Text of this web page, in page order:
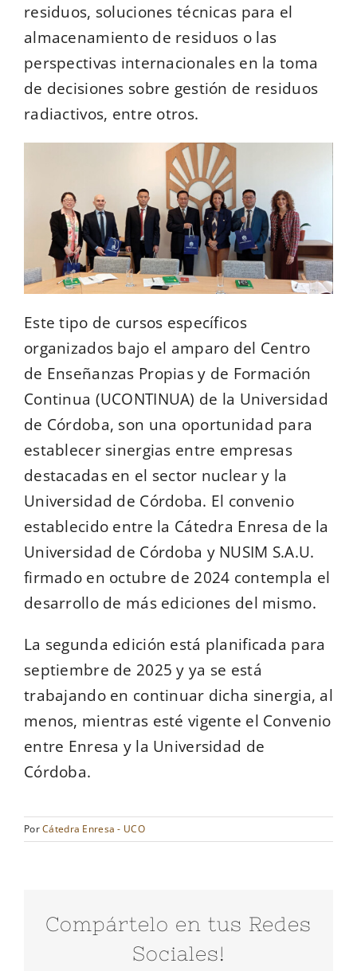
residuos, soluciones técnicas para el
almacenamiento de residuos o las
perspectivas internacionales en la toma
de decisiones sobre gestión de residuos
radiactivos, entre otros.
Este tipo de cursos específicos
organizados bajo el amparo del Centro
de Enseñanzas Propias y de Formación
Continua (UCONTINUA) de la Universidad
de Córdoba, son una oportunidad para
establecer sinergias entre empresas
destacadas en el sector nuclear y la
Universidad de Córdoba. El convenio
establecido entre la Cátedra Enresa de la
Universidad de Córdoba y NUSIM S.A.U.
firmado en octubre de 2024 contempla el
desarrollo de más ediciones del mismo.
La segunda edición está planificada para
septiembre de 2025 y ya se está
trabajando en continuar dicha sinergia, al
menos, mientras esté vigente el Convenio
entre Enresa y la Universidad de
Córdoba.
PorCátedra Enresa - UCO
Compártelo en tus Redes
Sociales!